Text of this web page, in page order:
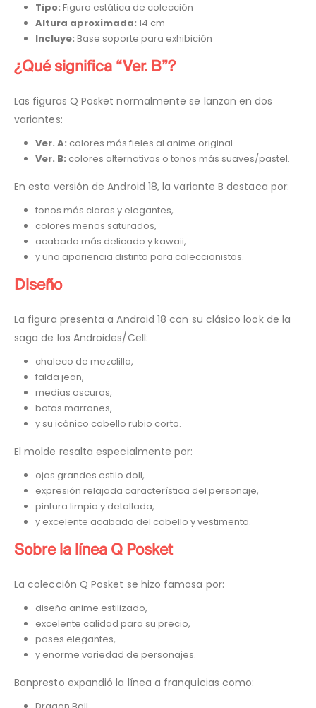
Tipo: Figura estática de colección
Altura aproximada: 14 cm
Incluye: Base soporte para exhibición
¿Qué significa “Ver. B”?
Las figuras Q Posket normalmente se lanzan en dos
variantes:
Ver. A: colores más fieles al anime original.
Ver. B: colores alternativos o tonos más suaves/pastel.
En esta versión de Android 18, la variante B destaca por:
tonos más claros y elegantes,
colores menos saturados,
acabado más delicado y kawaii,
y una apariencia distinta para coleccionistas.
Diseño
La figura presenta a Android 18 con su clásico look de la
saga de los Androides/Cell:
chaleco de mezclilla,
falda jean,
medias oscuras,
botas marrones,
y su icónico cabello rubio corto.
El molde resalta especialmente por:
ojos grandes estilo doll,
expresión relajada característica del personaje,
pintura limpia y detallada,
y excelente acabado del cabello y vestimenta.
Sobre la línea Q Posket
La colección Q Posket se hizo famosa por:
diseño anime estilizado,
excelente calidad para su precio,
poses elegantes,
y enorme variedad de personajes.
Banpresto expandió la línea a franquicias como: